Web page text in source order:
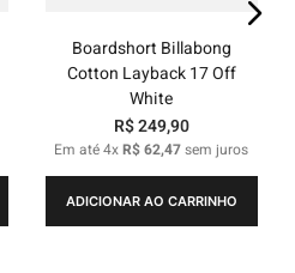
Boardshort Billabong
Cotton Layback 17 Off
White
R$249,90
Em até4xR$62,47sem juros
ADICIONAR AO CARRINHO